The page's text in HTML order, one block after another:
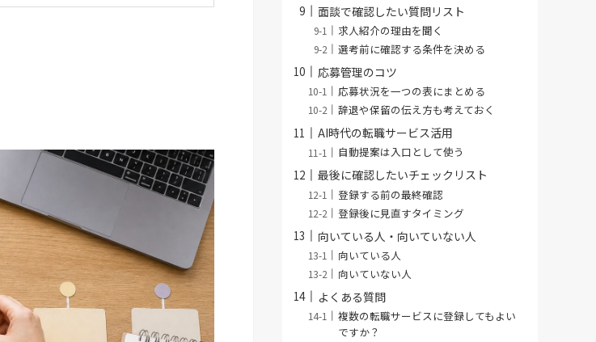
面談で確認したい質問リスト
求人紹介の理由を聞く
選考前に確認する条件を決める
応募管理のコツ
応募状況を一つの表にまとめる
辞退や保留の伝え方も考えておく
AI時代の転職サービス活用
自動提案は入口として使う
最後に確認したいチェックリスト
登録する前の最終確認
登録後に見直すタイミング
向いている人・向いていない人
向いている人
向いていない人
よくある質問
複数の転職サービスに登録してもよい
ですか？